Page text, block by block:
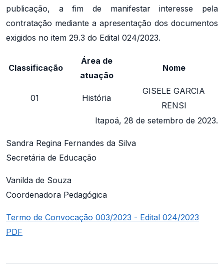
publicação, a fim de manifestar interesse pela
contratação mediante a apresentação dos documentos
exigidos no item 29.3 do Edital 024/2023.
Classificação
Área de
atuação
Nome
01 História
GISELE GARCIA
RENSI
Itapoá, 28 de setembro de 2023.
Sandra Regina Fernandes da Silva
Secretária de Educação
Vanilda de Souza
Coordenadora Pedagógica
Termo de Convocação 003/2023 - Edital 024/2023
PDF